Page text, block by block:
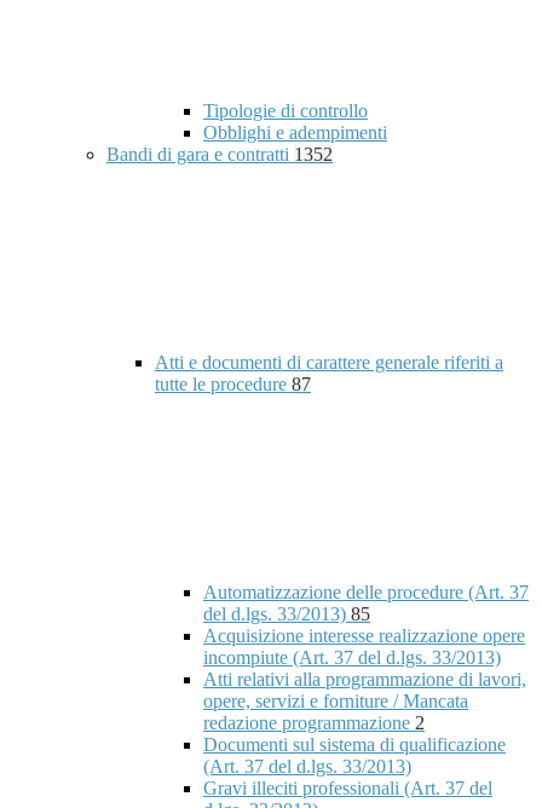
Tipologie di controllo
Obblighi e adempimenti
Bandi di gara e contratti 1352
Atti e documenti di carattere generale riferiti a
tutte le procedure 87
Automatizzazione delle procedure (Art. 37
del d.lgs. 33/2013) 85
Acquisizione interesse realizzazione opere
incompiute (Art. 37 del d.lgs. 33/2013)
Atti relativi alla programmazione di lavori,
opere, servizi e forniture / Mancata
redazione programmazione 2
Documenti sul sistema di qualificazione
(Art. 37 del d.lgs. 33/2013)
Gravi illeciti professionali (Art. 37 del